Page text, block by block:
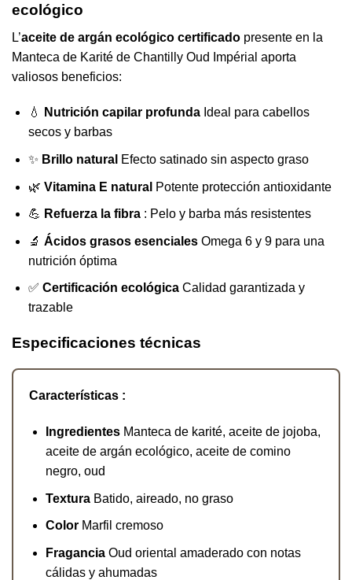
ecológico
L’aceite de argán ecológico certificado presente en la
Manteca de Karité de Chantilly Oud Impérial aporta
valiosos beneficios:
💧 Nutrición capilar profundaIdeal para cabellos
secos y barbas
✨ Brillo natural Efecto satinado sin aspecto graso
🌿 Vitamina E natural Potente protección antioxidante
💪 Refuerza la fibra: Pelo y barba más resistentes
🔬 Ácidos grasos esencialesOmega 6 y 9 para una
nutrición óptima
✅ Certificación ecológicaCalidad garantizada y
trazable
Especificaciones técnicas
Características :
IngredientesManteca de karité, aceite de jojoba,
aceite de argán ecológico, aceite de comino
negro, oud
TexturaBatido, aireado, no graso
ColorMarfil cremoso
FraganciaOud oriental amaderado con notas
cálidas y ahumadas